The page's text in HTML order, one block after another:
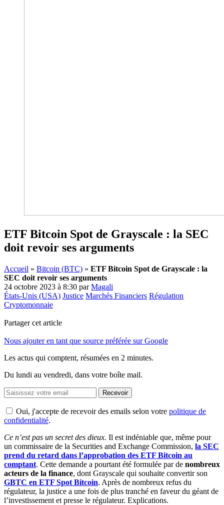
ETF Bitcoin Spot de Grayscale : la SEC
doit revoir ses arguments
Accueil » Bitcoin (BTC) » ETF Bitcoin Spot de Grayscale : la
SEC doit revoir ses arguments
24 octobre 2023 à 8:30 parMagali
États-Unis (USA) Justice Marchés Financiers Régulation
Cryptomonnaie
Partager cet article
Nous ajouter en tant que source préférée sur Google
Les actus qui comptent, résumées en 2 minutes.
Du lundi au vendredi, dans votre boîte mail.
Recevoir
Oui, j'accepte de recevoir des emails selon votre politique de
confidentialité.
Ce n’est pas un secret des dieux. Il est indéniable que, même pour
un commissaire de la Securities and Exchange Commission, la SEC
prend du retard dans l’approbation des ETF Bitcoin au
comptant. Cette demande a pourtant été formulée par de nombreux
acteurs de la finance, dont Grayscale qui souhaite convertir son
GBTC en ETF Spot Bitcoin. Après de nombreux refus du
régulateur, la justice a une fois de plus tranché en faveur du géant de
l’investissement et presse le régulateur. Explications.